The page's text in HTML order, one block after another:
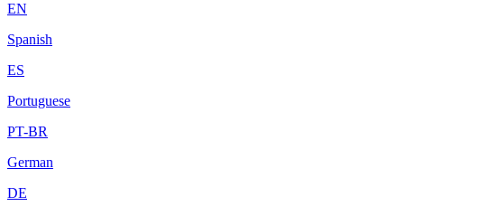
EN
Spanish
ES
Portuguese
PT-BR
German
DE